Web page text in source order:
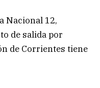
Nacional 12,
de salida por
de Corrientes tiene